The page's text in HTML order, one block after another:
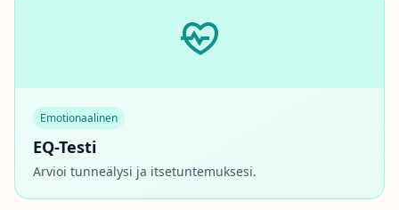
Emotionaalinen
EQ-Testi
Arvioi tunneälysi ja itsetuntemuksesi.